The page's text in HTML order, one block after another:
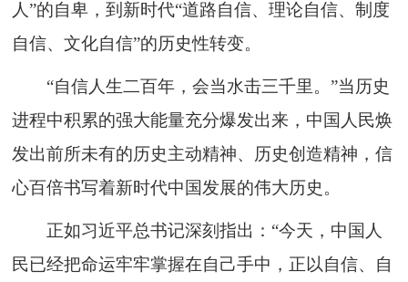
人”的自卑，到新时代“道路自信、理论自信、制度
自信、文化自信”的历史性转变。
“自信人生二百年，会当水击三千里。”当历史
进程中积累的强大能量充分爆发出来，中国人民焕
发出前所未有的历史主动精神、历史创造精神，信
心百倍书写着新时代中国发展的伟大历史。
正如习近平总书记深刻指出：“今天，中国人
民已经把命运牢牢掌握在自己手中，正以自信、自